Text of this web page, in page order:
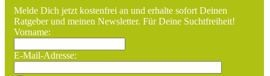
Melde Dich jetzt kostenfrei an und erhalte sofort Deinen
Ratgeber und meinen Newsletter. Für Deine Suchtfreiheit!
Vorname:
E-Mail-Adresse: